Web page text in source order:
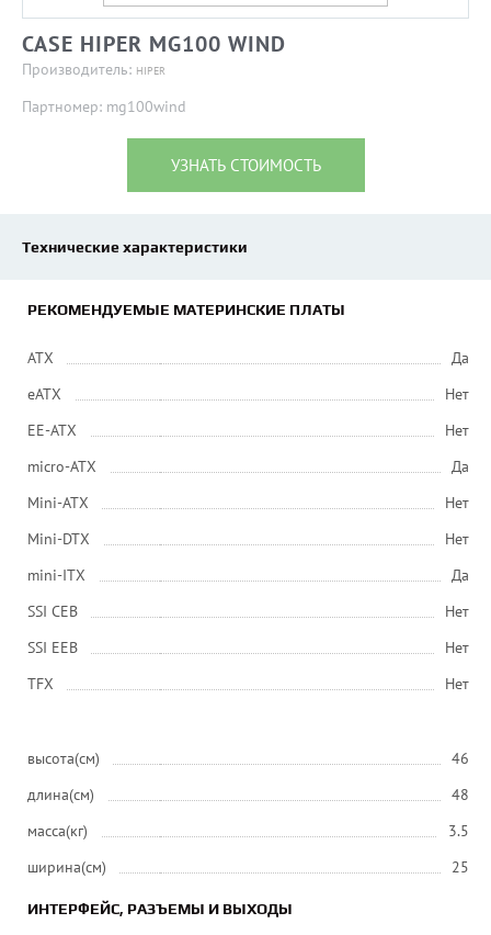
CASE HIPER MG100 WIND
Производитель: HIPER
Партномер: mg100wind
УЗНАТЬ СТОИМОСТЬ
Технические характеристики
РЕКОМЕНДУЕМЫЕ МАТЕРИНСКИЕ ПЛАТЫ
ATX
Да
eATX
Нет
EE-ATX
Нет
micro-ATX
Да
Mini-ATX
Нет
Mini-DTX
Нет
mini-ITX
Да
SSI CEB
Нет
SSI EEB
Нет
ТFХ
Нет
высота(см)
46
длина(см)
48
масса(кг)
3.5
ширина(см)
25
ИНТЕРФЕЙС, РАЗЪЕМЫ И ВЫХОДЫ